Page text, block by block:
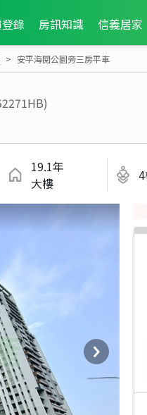
錄 房訊知識 信義居家
安平海閱公園旁三房平車
19.1年
大樓